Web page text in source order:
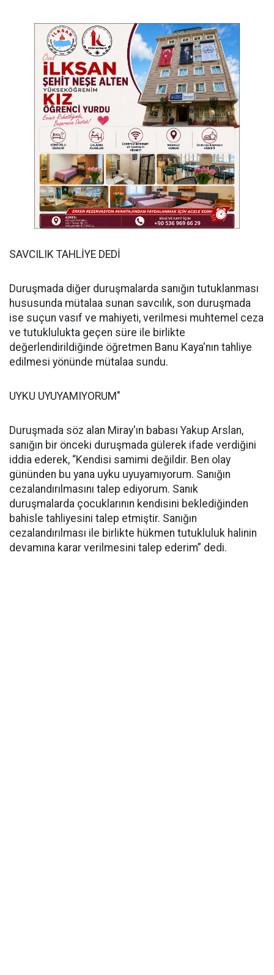
SAVCILIK TAHLİYE DEDİ
Duruşmada diğer duruşmalarda sanığın tutuklanması
hususunda mütalaa sunan savcılık, son duruşmada
ise suçun vasıf ve mahiyeti, verilmesi muhtemel ceza
ve tutuklulukta geçen süre ile birlikte
değerlendirildiğinde öğretmen Banu Kaya'nın tahliye
edilmesi yönünde mütalaa sundu.
UYKU UYUYAMIYORUM"
Duruşmada söz alan Miray'ın babası Yakup Arslan,
sanığın bir önceki duruşmada gülerek ifade verdiğini
iddia ederek, “Kendisi samimi değildir. Ben olay
gününden bu yana uyku uyuyamıyorum. Sanığın
cezalandırılmasını talep ediyorum. Sanık
duruşmalarda çocuklarının kendisini beklediğinden
bahisle tahliyesini talep etmiştir. Sanığın
cezalandırılması ile birlikte hükmen tutukluluk halinin
devamına karar verilmesini talep ederim” dedi.